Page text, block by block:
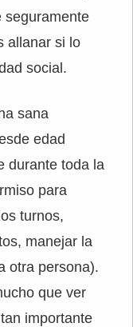
seguramente
allanar si lo
social.
sana
edad
durante toda la
para
turnos,
manejar la
otra persona).
que ver
importante